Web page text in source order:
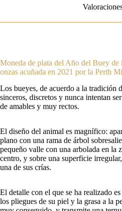
Moneda de plata del Año del Buey de
onzas acuñada en 2021 por la Perth
Los bueyes, de acuerdo a la tradición
sinceros, discretos y nunca intentan
de amables y muy rectos.
El diseño del animal es magnífico:
plano con una rama de árbol
pequeño valle con una arbolada en la
centro, y sobre una superficie
una de sus crías.
El detalle con el que se ha realizado
los pliegues de su piel y la grasa a la